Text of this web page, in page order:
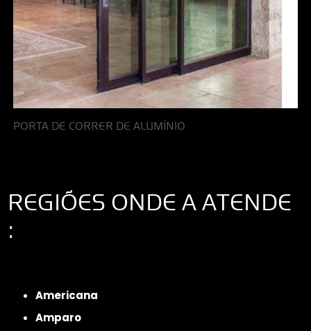
PORTA DE CORRER DE ALUMÍNIO
REGIÕES ONDE A ATENDE
:
Americana
Amparo